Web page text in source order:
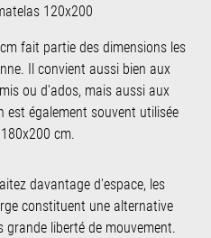
120x200
fait partie des dimensions les
Il convient aussi bien aux
ou d'ados, mais aussi aux
est également souvent utilisée
cm.
davantage d'espace, les
constituent une alternative
liberté de mouvement.